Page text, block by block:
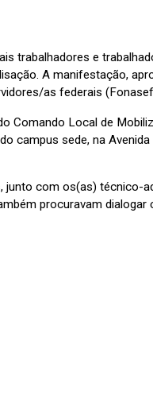
trabalhadores e
A manifestação,
as federais
Comando Local de
campus sede, na
junto com os(as) técnico-
procuravam